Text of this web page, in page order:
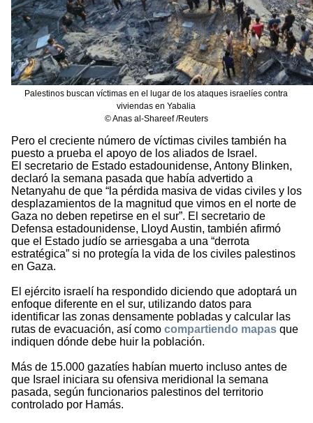
Palestinos buscan víctimas en el lugar de los ataques israelíes contra
viviendas en Yabalia
© Anas al-Shareef /Reuters
Pero el creciente número de víctimas civiles también ha
puesto a prueba el apoyo de los aliados de Israel.
El secretario de Estado estadounidense, Antony Blinken,
declaró la semana pasada que había advertido a
Netanyahu de que “la pérdida masiva de vidas civiles y los
desplazamientos de la magnitud que vimos en el norte de
Gaza no deben repetirse en el sur”. El secretario de
Defensa estadounidense, Lloyd Austin, también afirmó
que el Estado judío se arriesgaba a una “derrota
estratégica” si no protegía la vida de los civiles palestinos
en Gaza.
El ejército israelí ha respondido diciendo que adoptará un
enfoque diferente en el sur, utilizando datos para
identificar las zonas densamente pobladas y calcular las
rutas de evacuación, así como compartiendo mapas que
indiquen dónde debe huir la población.
Más de 15.000 gazatíes habían muerto incluso antes de
que Israel iniciara su ofensiva meridional la semana
pasada, según funcionarios palestinos del territorio
controlado por Hamás.